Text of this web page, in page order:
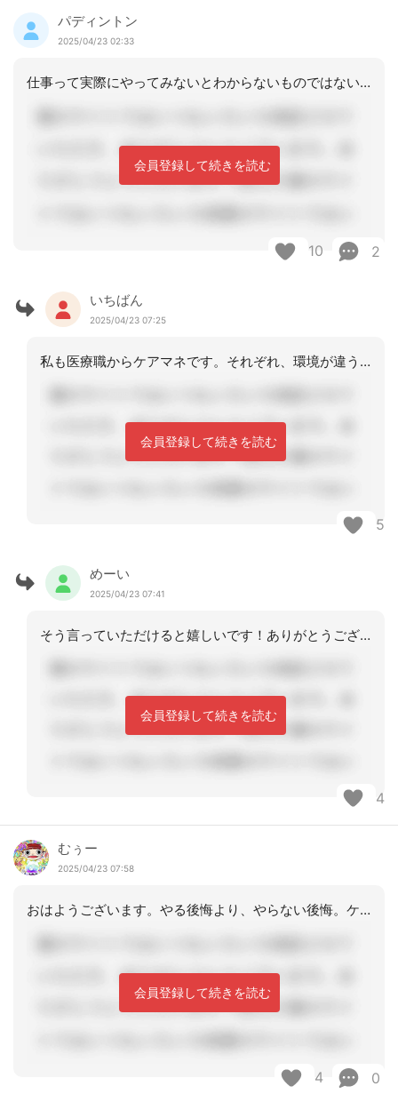
パディントン
2025/04/23 02:33
仕事って実際にやってみないとわからないものではないでしょうか。時給の低さや仕事の
会員登録して続きを読む
10 2
いちばん
2025/04/23 07:25
私も医療職からケアマネです。それぞれ、環境が違うのでなんとも言えませんが、折角取
会員登録して続きを読む
5
めーい
2025/04/23 07:41
そう言っていただけると嬉しいです！ありがとうございます！
会員登録して続きを読む
4
むぅー
2025/04/23 07:58
おはようございます。やる後悔より、やらない後悔。ケアマネをやりたい理由があるので
会員登録して続きを読む
4 0